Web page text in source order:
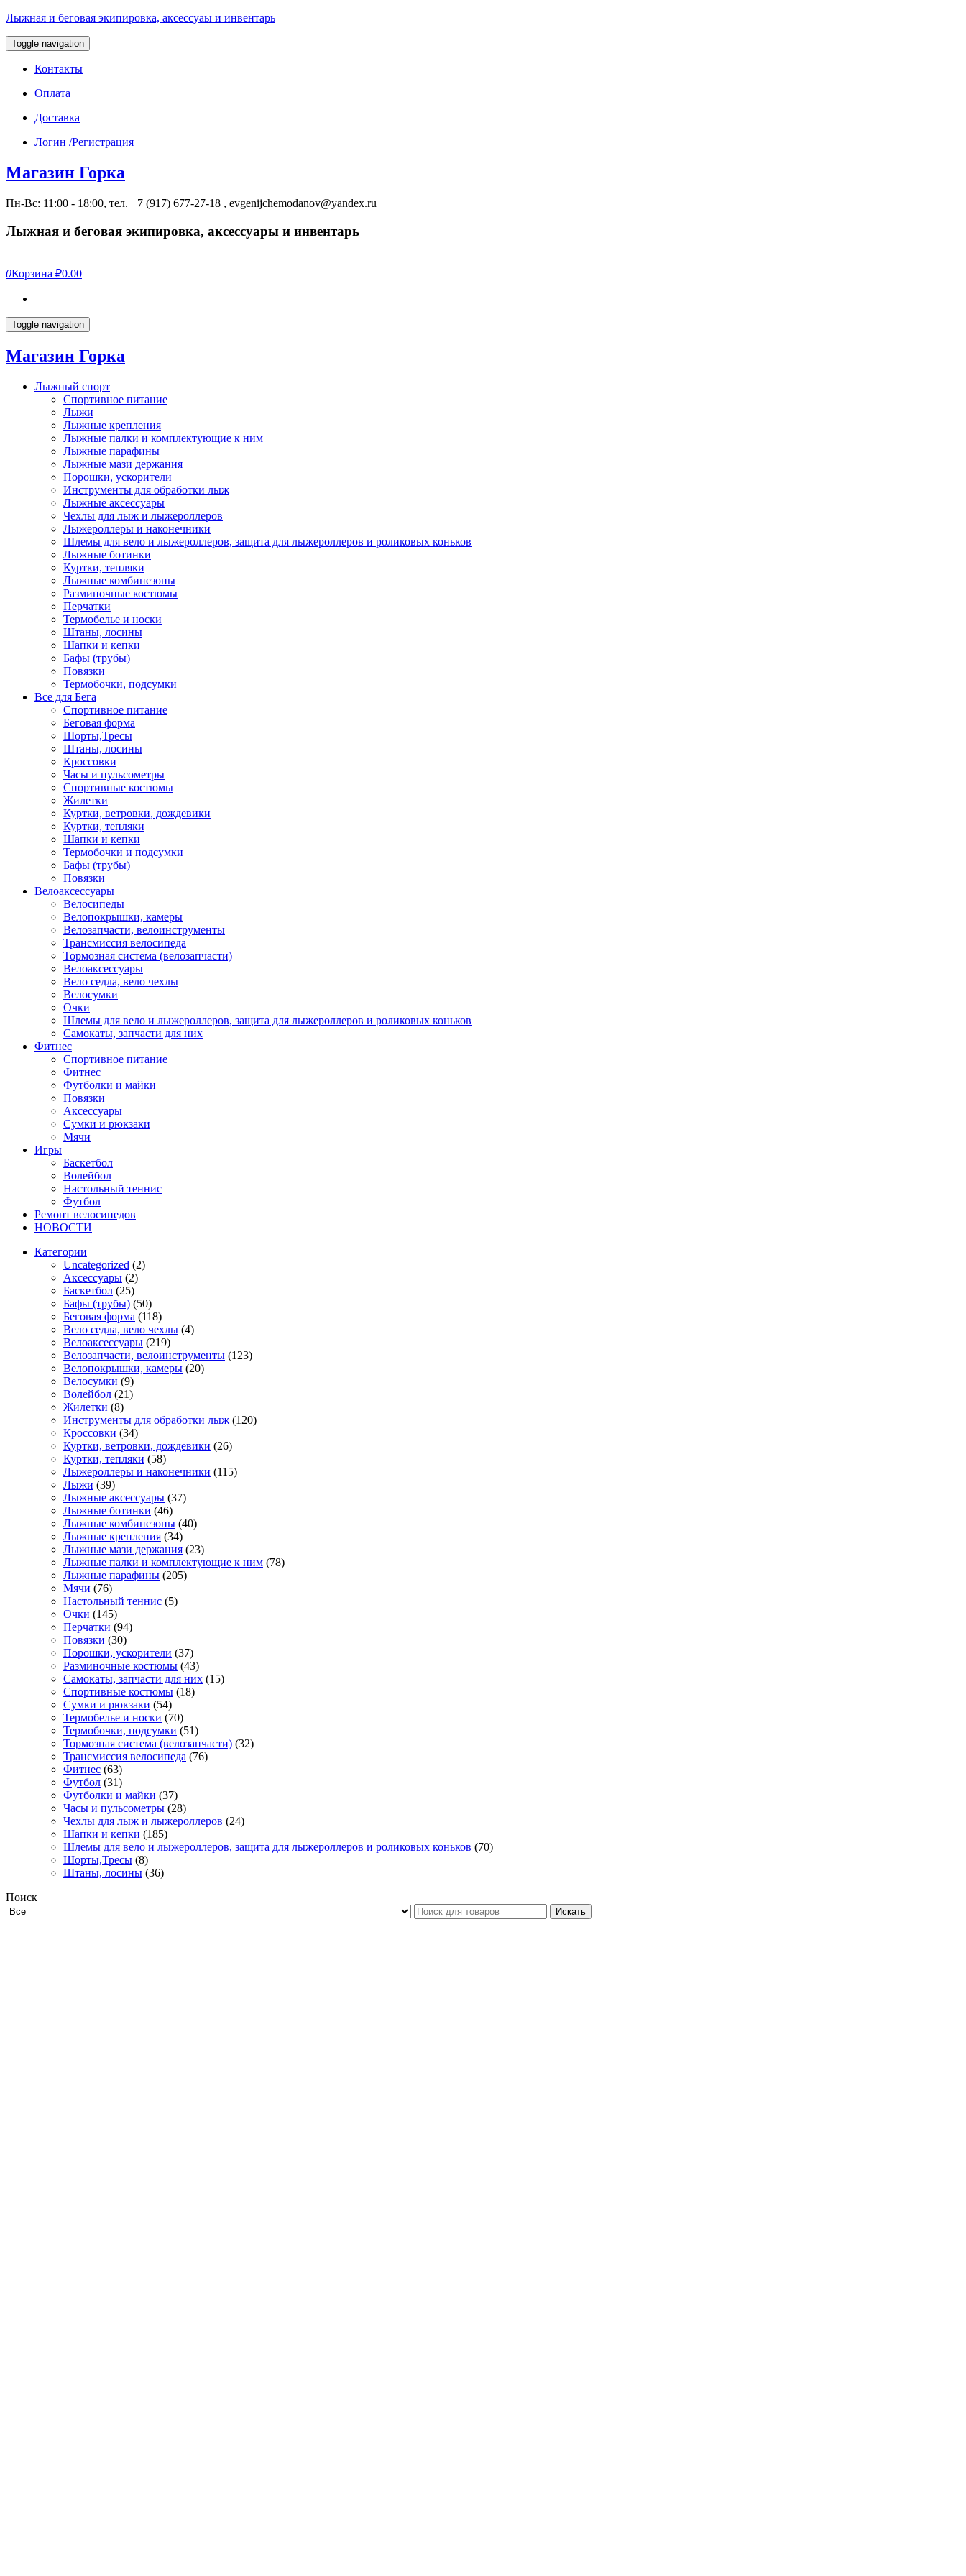
Лыжная и беговая экипировка, аксессуаы и инвентарь
Toggle navigation
Контакты
Оплата
Доставка
Логин /Регистрация
Магазин Горка
Пн-Вс: 11:00 - 18:00, тел. +7 (917) 677-27-18 , evgenijchemodanov@yandex.ru
Лыжная и беговая экипировка, аксессуары и инвентарь
0Корзина ₽0.00
Toggle navigation
Магазин Горка
Лыжный спорт
Спортивное питание
Лыжи
Лыжные крепления
Лыжные палки и комплектующие к ним
Лыжные парафины
Лыжные мази держания
Порошки, ускорители
Инструменты для обработки лыж
Лыжные аксессуары
Чехлы для лыж и лыжероллеров
Лыжероллеры и наконечники
Шлемы для вело и лыжероллеров, защита для лыжероллеров и роликовых коньков
Лыжные ботинки
Куртки, тепляки
Лыжные комбинезоны
Разминочные костюмы
Перчатки
Термобелье и носки
Штаны, лосины
Шапки и кепки
Бафы (трубы)
Повязки
Термобочки, подсумки
Все для Бега
Спортивное питание
Беговая форма
Шорты,Тресы
Штаны, лосины
Кроссовки
Часы и пульсометры
Спортивные костюмы
Жилетки
Куртки, ветровки, дождевики
Куртки, тепляки
Шапки и кепки
Термобочки и подсумки
Бафы (трубы)
Повязки
Велоаксессуары
Велосипеды
Велопокрышки, камеры
Велозапчасти, велоинструменты
Трансмиссия велосипеда
Тормозная система (велозапчасти)
Велоаксессуары
Вело седла, вело чехлы
Велосумки
Очки
Шлемы для вело и лыжероллеров, защита для лыжероллеров и роликовых коньков
Самокаты, запчасти для них
Фитнес
Спортивное питание
Фитнес
Футболки и майки
Повязки
Аксессуары
Сумки и рюкзаки
Мячи
Игры
Баскетбол
Волейбол
Настольный теннис
Футбол
Ремонт велосипедов
НОВОСТИ
Категории
Uncategorized (2)
Аксессуары (2)
Баскетбол (25)
Бафы (трубы) (50)
Беговая форма (118)
Вело седла, вело чехлы (4)
Велоаксессуары (219)
Велозапчасти, велоинструменты (123)
Велопокрышки, камеры (20)
Велосумки (9)
Волейбол (21)
Жилетки (8)
Инструменты для обработки лыж (120)
Кроссовки (34)
Куртки, ветровки, дождевики (26)
Куртки, тепляки (58)
Лыжероллеры и наконечники (115)
Лыжи (39)
Лыжные аксессуары (37)
Лыжные ботинки (46)
Лыжные комбинезоны (40)
Лыжные крепления (34)
Лыжные мази держания (23)
Лыжные палки и комплектующие к ним (78)
Лыжные парафины (205)
Мячи (76)
Настольный теннис (5)
Очки (145)
Перчатки (94)
Повязки (30)
Порошки, ускорители (37)
Разминочные костюмы (43)
Самокаты, запчасти для них (15)
Спортивные костюмы (18)
Сумки и рюкзаки (54)
Термобелье и носки (70)
Термобочки, подсумки (51)
Тормозная система (велозапчасти) (32)
Трансмиссия велосипеда (76)
Фитнес (63)
Футбол (31)
Футболки и майки (37)
Часы и пульсометры (28)
Чехлы для лыж и лыжероллеров (24)
Шапки и кепки (185)
Шлемы для вело и лыжероллеров, защита для лыжероллеров и роликовых коньков (70)
Шорты,Тресы (8)
Штаны, лосины (36)
Поиск
Искать